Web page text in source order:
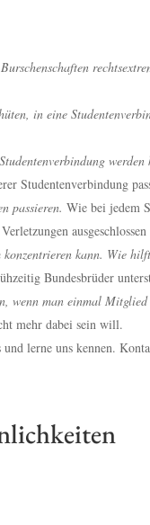
in eine
werden
Studentenverbindung
passieren. Wie bei jedem
kann. Wie
Bundesbrüder
wenn man einmal Mitglied
mehr dabei sein will.
lerne uns kennen.